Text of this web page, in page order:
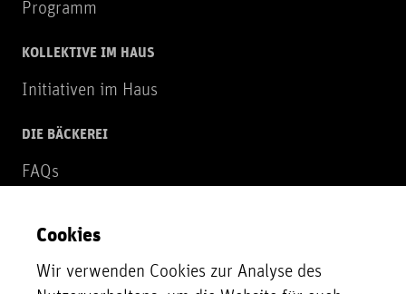
Programm
KOLLEKTIVE IM HAUS
Initiativen im Haus
DIE BÄCKEREI
FAQs
NEWSLETTER
Zur Newsletter Anmeldung
Cookies
Wir verwenden Cookies zur Analyse des